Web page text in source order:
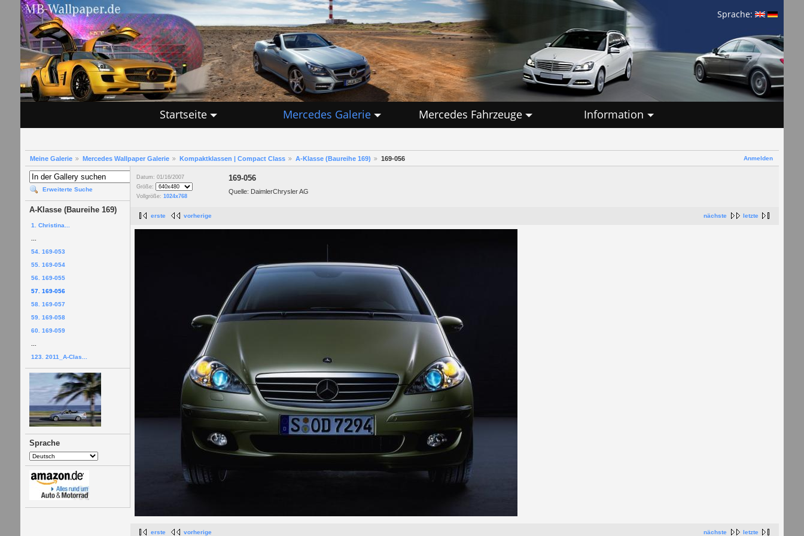
Sprache:
Startseite Mercedes Galerie Mercedes Fahrzeuge Information
Anmelden
Meine Galerie Mercedes Wallpaper Galerie Kompaktklassen | Compact Class A-Klasse (Baureihe 169) 169-056
Erweiterte Suche
A-Klasse (Baureihe 169)
1. Christina...
54. 169-053
55. 169-054
56. 169-055
57. 169-056
58. 169-057
59. 169-058
60. 169-059
123. 2011_A-Clas...
Sprache
Datum: 01/16/2007
Größe:
Vollgröße: 1024x768
169-056
Quelle: DaimlerChrysler AG
nächste letzte
erste vorherige
nächste letzte
erste vorherige